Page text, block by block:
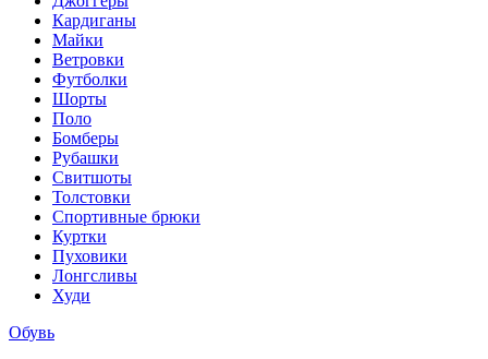
Кардиганы
Майки
Ветровки
Футболки
Шорты
Поло
Бомберы
Рубашки
Свитшоты
Толстовки
Спортивные брюки
Куртки
Пуховики
Лонгсливы
Худи
Обувь